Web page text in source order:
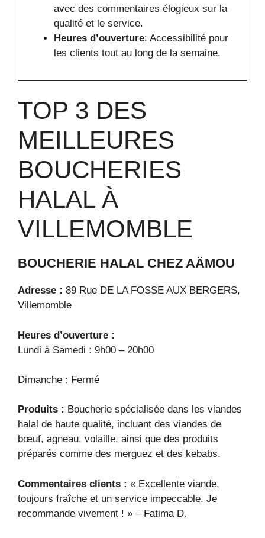
avec des commentaires élogieux sur la
qualité et le service.
Heures d’ouverture: Accessibilité pour
les clients tout au long de la semaine.
TOP 3 DES
MEILLEURES
BOUCHERIES
HALAL À
VILLEMOMBLE
BOUCHERIE HALAL CHEZ AÄMOU
Adresse : 89 Rue DE LA FOSSE AUX BERGERS,
Villemomble
Heures d’ouverture :
Lundi à Samedi : 9h00 – 20h00
Dimanche : Fermé
Produits : Boucherie spécialisée dans les viandes
halal de haute qualité, incluant des viandes de
bœuf, agneau, volaille, ainsi que des produits
préparés comme des merguez et des kebabs.
Commentaires clients : « Excellente viande,
toujours fraîche et un service impeccable. Je
recommande vivement ! » – Fatima D.